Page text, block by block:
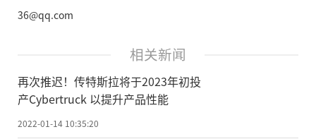
36@qq.com
相关新闻
再次推迟！传特斯拉将于2023年初投
产Cybertruck 以提升产品性能
2022-01-14 10:35:20